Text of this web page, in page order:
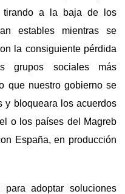
tirando a la baja de los
estables mientras se
la consiguiente pérdida
grupos sociales más
que nuestro gobierno se
y bloqueara los acuerdos
o los países del Magreb
España, en producción
para adoptar soluciones